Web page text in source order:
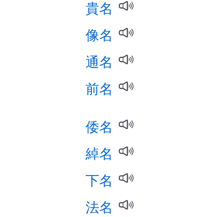
貴名
像名
通名
前名
倭名
綽名
下名
法名